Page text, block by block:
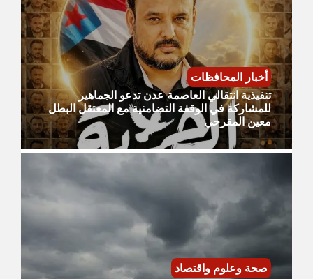
أخبار المحافظات
تنفيذية انتقالي العاصمة عدن تدعو الجماهير
للمشاركة في الوقفة التضامنية مع المعتقل البطل
معين المقرحي
صحة وعلوم واقتصاد